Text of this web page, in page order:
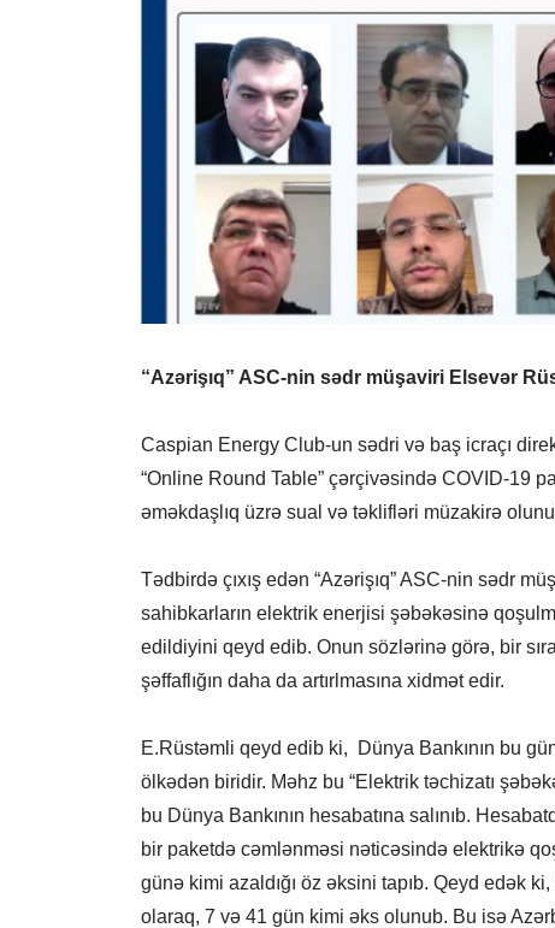
“Azərişıq” ASC-nin sədr müşaviri Elsevər
Caspian Energy Club-un sədri və baş icraçı
“Online Round Table” çərçivəsində COVID-19
əməkdaşlıq üzrə sual və təklifləri müzakirə
Tədbirdə çıxış edən “Azərişıq” ASC-nin sədr
sahibkarların elektrik enerjisi şəbəkəsinə
edildiyini qeyd edib. Onun sözlərinə görə, bir
şəffaflığın daha da artırlmasına xidmət edir.
E.Rüstəmli qeyd edib ki, Dünya Bankının bu
ölkədən biridir. Məhz bu “Elektrik təchizatı
bu Dünya Bankının hesabatına salınıb.
bir paketdə cəmlənməsi nəticəsində elektrikə
günə kimi azaldığı öz əksini tapıb. Qeyd edək
olaraq, 7 və 41 gün kimi əks olunub. Bu isə